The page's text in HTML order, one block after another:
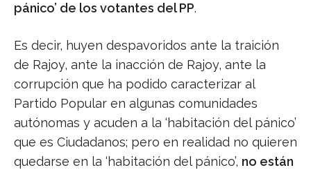
pánico’ de los votantes del PP.
Es decir, huyen despavoridos ante la traición
de Rajoy, ante la inacción de Rajoy, ante la
corrupción que ha podido caracterizar al
Partido Popular en algunas comunidades
autónomas y acuden a la ‘habitación del pánico’
que es Ciudadanos; pero en realidad no quieren
quedarse en la ‘habitación del pánico’, no están